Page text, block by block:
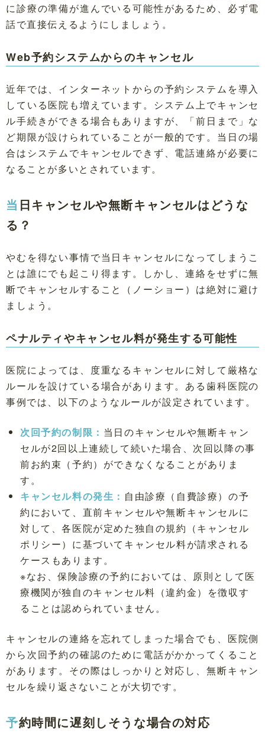
に診療の準備が進んでいる可能性があるため、必ず電
話で直接伝えるようにしましょう。
Web予約システムからのキャンセル
近年では、インターネットからの予約システムを導入
している医院も増えています。システム上でキャンセ
ル手続きができる場合もありますが、「前日まで」な
ど期限が設けられていることが一般的です。当日の場
合はシステムでキャンセルできず、電話連絡が必要に
なることが多いとされています。
当日キャンセルや無断キャンセルはどうな
る？
やむを得ない事情で当日キャンセルになってしまうこ
とは誰にでも起こり得ます。しかし、連絡をせずに無
断でキャンセルすること（ノーショー）は絶対に避け
ましょう。
ペナルティやキャンセル料が発生する可能性
医院によっては、度重なるキャンセルに対して厳格な
ルールを設けている場合があります。ある歯科医院の
事例では、以下のようなルールが設定されています。
次回予約の制限： 当日のキャンセルや無断キャン
セルが2回以上連続して続いた場合、次回以降の事
前お約束（予約）ができなくなることがありま
す。
キャンセル料の発生： 自由診療（自費診療）の予
約において、直前キャンセルや無断キャンセルに
対して、各医院が定めた独自の規約（キャンセル
ポリシー）に基づいてキャンセル料が請求される
ケースもあります。
※なお、保険診療の予約においては、原則として医
療機関が独自のキャンセル料（違約金）を徴収す
ることは認められていません。
キャンセルの連絡を忘れてしまった場合でも、医院側
から次回予約の確認のために電話がかかってくること
があります。その際はしっかりと対応し、無断キャン
セルを繰り返さないことが大切です。
予約時間に遅刻しそうな場合の対応